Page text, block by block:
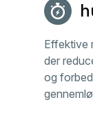
Effektive
der
og